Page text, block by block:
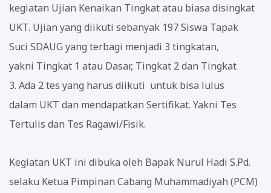
kegiatan Ujian Kenaikan Tingkat atau biasa disingkat
UKT. Ujian yang diikuti sebanyak 197 Siswa Tapak
Suci SDAUG yang terbagi menjadi 3 tingkatan,
yakni Tingkat 1 atau Dasar, Tingkat 2 dan Tingkat
3. Ada 2 tes yang harus diikuti untuk bisa lulus
dalam UKT dan mendapatkan Sertifikat. Yakni Tes
Tertulis dan Tes Ragawi/Fisik.
Kegiatan UKT ini dibuka oleh Bapak Nurul Hadi S.Pd.
selaku Ketua Pimpinan Cabang Muhammadiyah (PCM)